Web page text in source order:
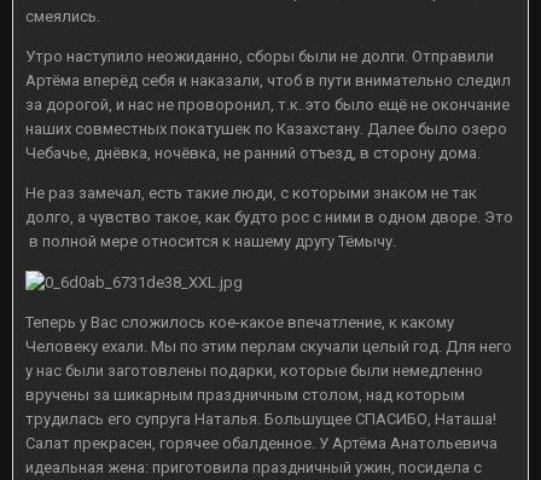
смеялись.
Утро наступило неожиданно, сборы были не долги. Отправили
Артёма вперёд себя и наказали, чтоб в пути внимательно следил
за дорогой, и нас не проворонил, т.к. это было ещё не окончание
наших совместных покатушек по Казахстану. Далее было озеро
Чебачье, днёвка, ночёвка, не ранний отъезд, в сторону дома.
Не раз замечал, есть такие люди, с которыми знаком не так
долго, а чувство такое, как будто рос с ними в одном дворе. Это
в полной мере относится к нашему другу Тёмычу.
Теперь у Вас сложилось кое-какое впечатление, к какому
Человеку ехали. Мы по этим перлам скучали целый год. Для него
у нас были заготовлены подарки, которые были немедленно
вручены за шикарным праздничным столом, над которым
трудилась его супруга Наталья. Большущее СПАСИБО, Наташа!
Салат прекрасен, горячее обалденное. У Артёма Анатольевича
идеальная жена: приготовила праздничный ужин, посидела с